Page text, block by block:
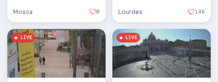
Mosca 0 Lourdes 146